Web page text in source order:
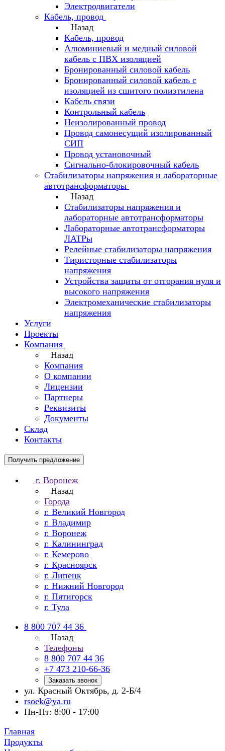
Электродвигатели
Кабель, провод
Назад
Кабель, провод
Алюминиевый и медный силовой
кабель с ПВХ изоляцией
Бронированный силовой кабель
Бронированный силовой кабель с
изоляцией из сшитого полиэтилена
Кабель связи
Контрольный кабель
Неизолированный провод
Провод самонесущий изолированный
СИП
Провод установочный
Сигнально-блокировочный кабель
Стабилизаторы напряжения и лабораторные
автотрансформаторы
Назад
Стабилизаторы напряжения и
лабораторные автотрансформаторы
Лабораторные автотрансформаторы
ЛАТРы
Релейные стабилизаторы напряжения
Тиристорные стабилизаторы
напряжения
Устройства защиты от отгорания нуля и
высокого напряжения
Электромеханические стабилизаторы
напряжения
Услуги
Проекты
Компания
Назад
Компания
О компании
Лицензии
Партнеры
Реквизиты
Документы
Склад
Контакты
Получить предложение
г. Воронеж
Назад
Города
г. Великий Новгород
г. Владимир
г. Воронеж
г. Калининград
г. Кемерово
г. Красноярск
г. Липецк
г. Нижний Новгород
г. Пятигорск
г. Тула
8 800 707 44 36
Назад
Телефоны
8 800 707 44 36
+7 473 210-66-36
Заказать звонок
ул. Красный Октябрь, д. 2-Б/4
rsoek@ya.ru
Пн-Пт: 8:00 - 17:00
Главная
Продукты